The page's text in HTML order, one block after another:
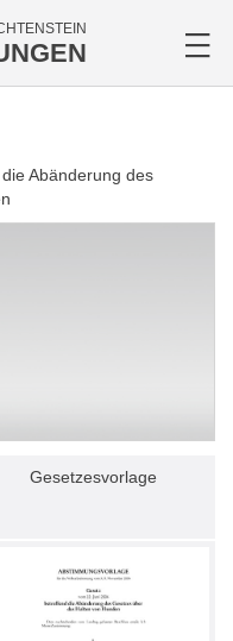
Abänderung des
Gesetzesvorlage